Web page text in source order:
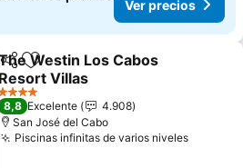
Ver precios
Compartir
Añadir a favoritos
Westin Los Cabos
Resort Villas
4 Estrellas
8,8 Excelente
4.908
San José del Cabo
Piscinas infinitas de varios niveles